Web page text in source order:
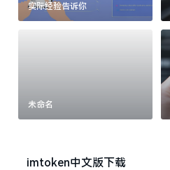
实际经验告诉你
未命名
imtoken中文版下载